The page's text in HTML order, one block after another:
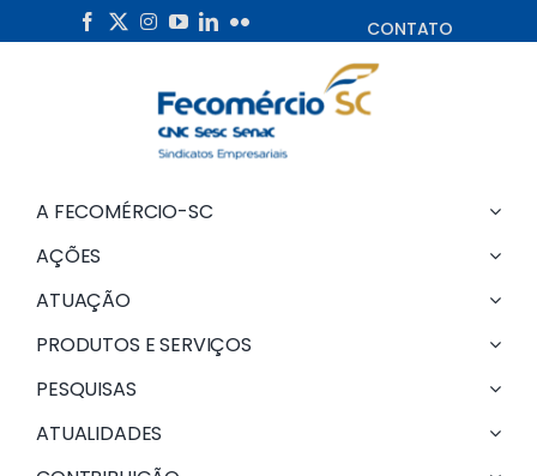
to
CONTATO
A FECOMÉRCIO-SC
AÇÕES
ATUAÇÃO
PRODUTOS E SERVIÇOS
PESQUISAS
ATUALIDADES